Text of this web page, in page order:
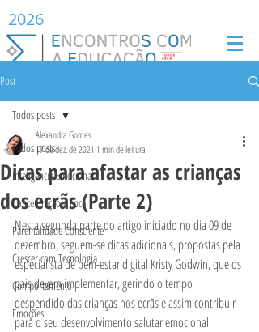
2026
Post
Todos posts
Inteligência Emocional
Concentração e Foco
Parentalidade Consciente
Crescer com Tecnologia
Comportamento
Emoções
Todos posts
Dicas para afastar as crianças
dos ecrãs (Parte 2)
Alexandra Gomes
17 de dez. de 2021 1 min de leitura
Nesta segunda parte do artigo iniciado no dia 09 de
dezembro, seguem-se dicas adicionais, propostas pela
especialista de bem-estar digital Kristy Godwin, que os
pais devem implementar, gerindo o tempo
despendido das crianças nos ecrãs e assim contribuir
para o seu desenvolvimento salutar emocional.